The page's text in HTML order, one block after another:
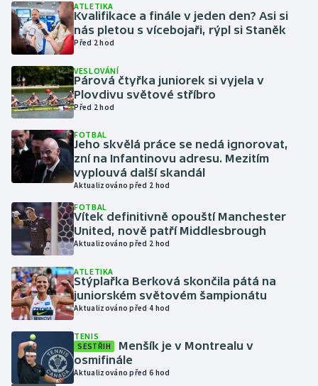
Gymnastika
Házená
Jezdectví
Judo
Krasobruslení
Lyže a snowboard
Moderní pětiboj
Motorsport
Parasport
ATLETIKA
Kvalifikace a finále v jeden den? Asi si
nás pletou s vícebojaři, rýpl si Staněk
Před 2 hod
VESLOVÁNÍ
Párová čtyřka juniorek si vyjela v
Plovdivu světové stříbro
Před 2 hod
FOTBAL
Jeho skvělá práce se nedá ignorovat,
zní na Infantinovu adresu. Mezitím
vyplouvá další skandál
Aktualizováno před 2 hod
FOTBAL
Vítek definitivně opouští Manchester
United, nově patří Middlesbrough
Aktualizováno před 2 hod
ATLETIKA
Stýplařka Berková skončila pátá na
juniorském světovém šampionátu
Aktualizováno před 4 hod
TENIS
SESTŘIH
Menšík je v Montrealu v
osmifinále
Aktualizováno před 6 hod